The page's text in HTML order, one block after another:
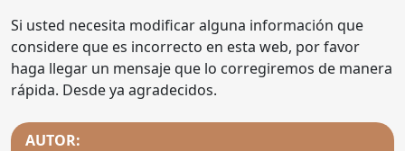
Si usted necesita modificar alguna información que
considere que es incorrecto en esta web, por favor
haga llegar un mensaje que lo corregiremos de manera
rápida. Desde ya agradecidos.
AUTOR: